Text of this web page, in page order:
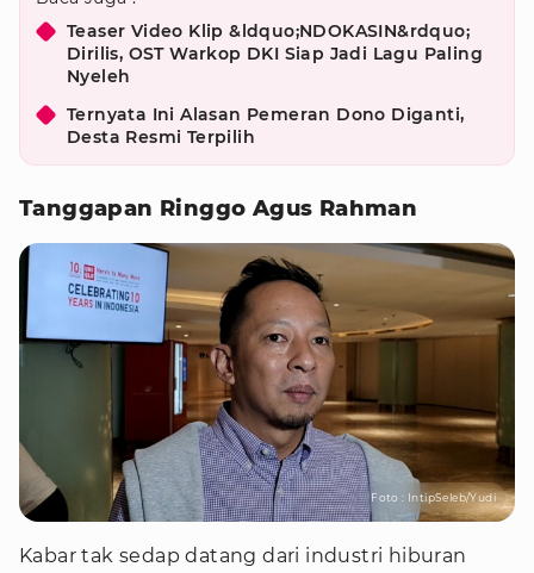
Teaser Video Klip &ldquo;NDOKASIN&rdquo;
Dirilis, OST Warkop DKI Siap Jadi Lagu Paling
Nyeleh
Ternyata Ini Alasan Pemeran Dono Diganti,
Desta Resmi Terpilih
Tanggapan Ringgo Agus Rahman
Foto : IntipSeleb/Yudi
Kabar tak sedap datang dari industri hiburan